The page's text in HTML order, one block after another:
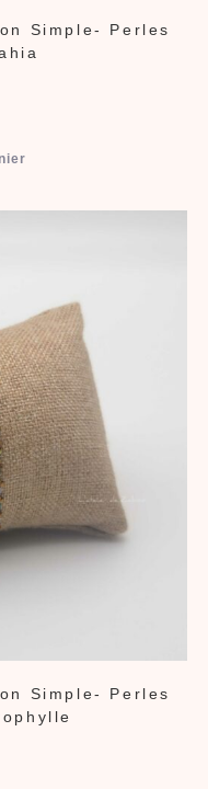
Simple- Perles
Simple- Perles